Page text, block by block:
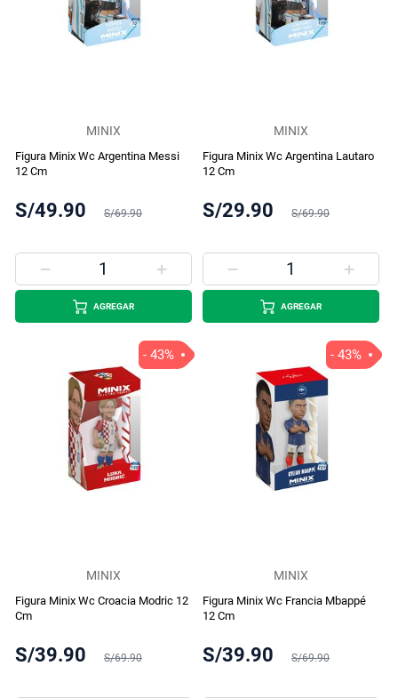
MINIX
Figura Minix Wc Argentina Messi
12 Cm
S/49.90 S/69.90
AGREGAR
MINIX
Figura Minix Wc Argentina Lautaro
12 Cm
S/29.90 S/69.90
AGREGAR
MINIX
Figura Minix Wc Croacia Modric 12
Cm
S/39.90 S/69.90
- 43%
MINIX
Figura Minix Wc Francia Mbappé
12 Cm
S/39.90 S/69.90
- 43%